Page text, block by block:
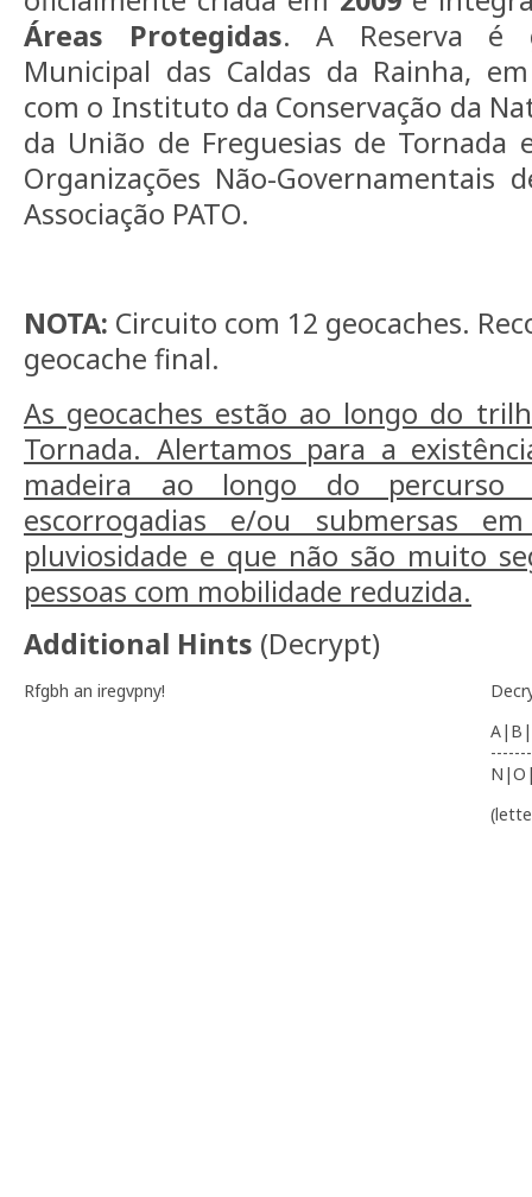
Áreas Protegidas. A Reserva é
Municipal das Caldas da Rainha,
com o Instituto da Conservação da
da União de Freguesias de Tornada
Organizações Não-Governamentais
Associação PATO.
NOTA: Circuito com 12 geocaches.
geocache final.
As geocaches estão ao longo do
Tornada. Alertamos para a
madeira ao longo do percurso
escorrogadias e/ou submersas
pluviosidade e que não são muito
pessoas com mobilidade reduzida.
Additional Hints (Decrypt)
Rfgbh an iregvpny!